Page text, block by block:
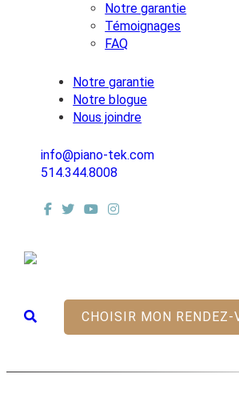
Notre garantie
Témoignages
FAQ
Notre garantie
Notre blogue
Nous joindre
info@piano-tek.com
514.344.8008
contenu
CHOISIR MON RENDEZ-